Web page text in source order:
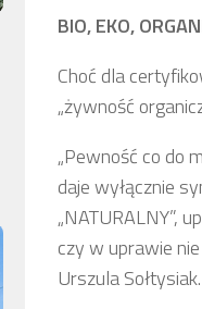
BIO, EKO,
Choć dla
„żywność
„Pewność co do
daje wyłącznie
„NATURALNY”,
czy w uprawie
Urszula Sołtysiak.